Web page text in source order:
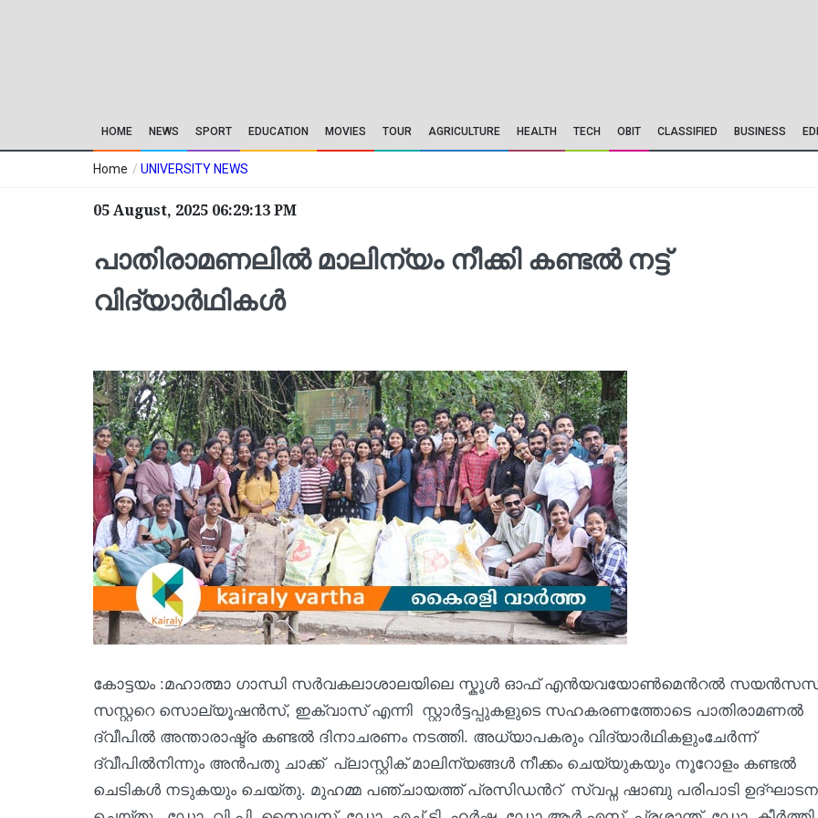
HOME NEWS SPORT EDUCATION MOVIES TOUR AGRICULTURE HEALTH TECH OBIT CLASSIFIED BUSINESS
Home / UNIVERSITY NEWS
05 August, 2025 06:29:13 PM
പാതിരാമണലില്‍ മാലിന്യം നീക്കി കണ്ടല്‍ നട്ട്
വിദ്യാര്‍ഥികള്‍
കോട്ടയം :മഹാത്മാ ഗാന്ധി സര്‍വകലാശാലയിലെ സ്കൂള്‍ ഓഫ് എന്‍യവയോണ്‍മെന്‍റല്‍
സസ്റ്ററെ സൊല്യൂഷന്‍സ്, ഇക്വാസ് എന്നി സ്റ്റാര്‍ട്ടപ്പുകളുടെ സഹകരണത്തോടെ പാതിരാമണല്‍
ദ്വീപില്‍ അന്താരാഷ്ട്ര കണ്ടല്‍ ദിനാചരണം നടത്തി. അധ്യാപകരും വിദ്യാര്‍ഥികളുംചേര്‍ന്ന്
ദ്വീപില്‍നിന്നും അന്‍പതു ചാക്ക് പ്ലാസ്റ്റിക് മാലിന്യങ്ങള്‍ നീക്കം ചെയ്യുകയും നൂറോളം കണ്ടല്‍
ചെടികള്‍ നടുകയും ചെയ്തു. മുഹമ്മ പഞ്ചായത്ത് പ്രസിഡന്‍റ് സ്വപ്ന ഷാബു പരിപാടി